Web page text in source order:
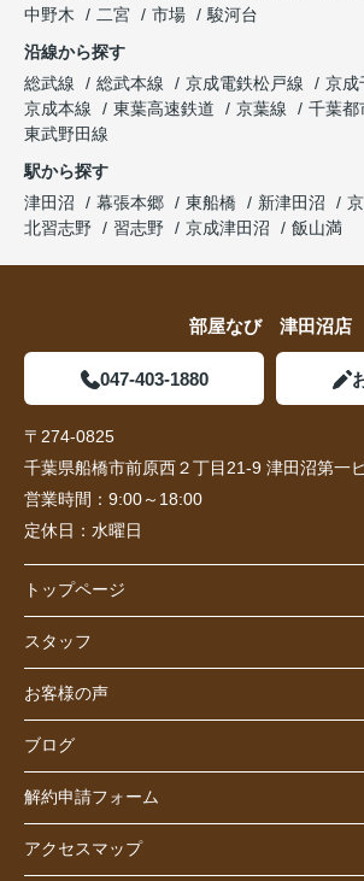
中野木
二宮 市場
駿河台
沿線から探す
総武線
総武本線 京成電鉄松戸線
京成
京成本線
東葉高速鉄道 京葉線
千葉都
東武野田線
駅から探す
津田沼
幕張本郷 東船橋 新津田沼
北習志野
習志野 京成津田沼 飯山満
部屋なび 津田沼店
047-403-1880
〒274-0825
千葉県船橋市前原西２丁目21-9 津田沼第一
営業時間： 9:00～18:00
定休日： 水曜日
トップページ
スタッフ
お客様の声
ブログ
解約申請フォーム
アクセスマップ